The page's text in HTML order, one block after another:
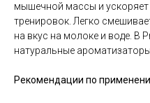
мышечной массы и
тренировок. Легко
на вкус на молоке и воде. В
натуральные ароматизаторы.
Рекомендации по